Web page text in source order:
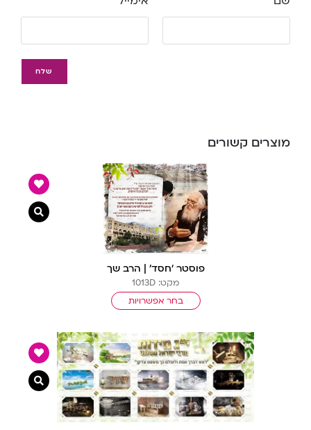
מוצרים קשורים
פוסטר ‘חסד’ | הרב שך
מקט: 1013D
בחר אפשרויות
צפייה
צפייה